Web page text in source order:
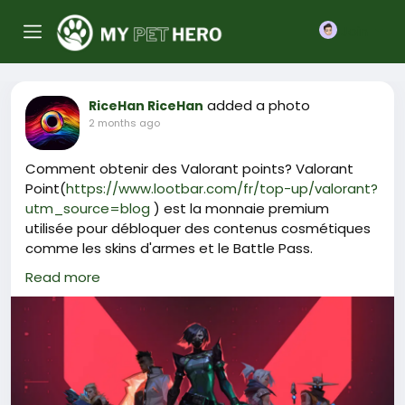
RiceHan RiceHan added a photo
2 months ago
Comment obtenir des Valorant points? Valorant
Point(https://www.lootbar.com/fr/top-up/valorant?
utm_source=blog ) est la monnaie premium
utilisée pour débloquer des contenus cosmétiques
comme les skins d'armes et le Battle Pass.
Pour en obtenir, vous pouvez effectuer une
recharge directement dans le client du jeu ou
passer par des plateformes sécurisées telles que
LootBar, G2A ou Eneba, qui proposent parfois des
prix réduits sur les Valorant Point.
Ces sites permettent d'acquérir la devise plus
rapidement et à moindre coût.
Read more